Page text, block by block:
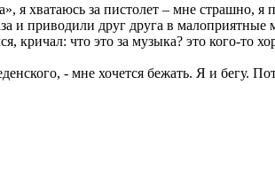
я хватаюсь за пистолет – мне страшно, я
и приводили друг друга в малоприятные
что это за музыка? это кого-то
- мне хочется бежать. Я и бегу.